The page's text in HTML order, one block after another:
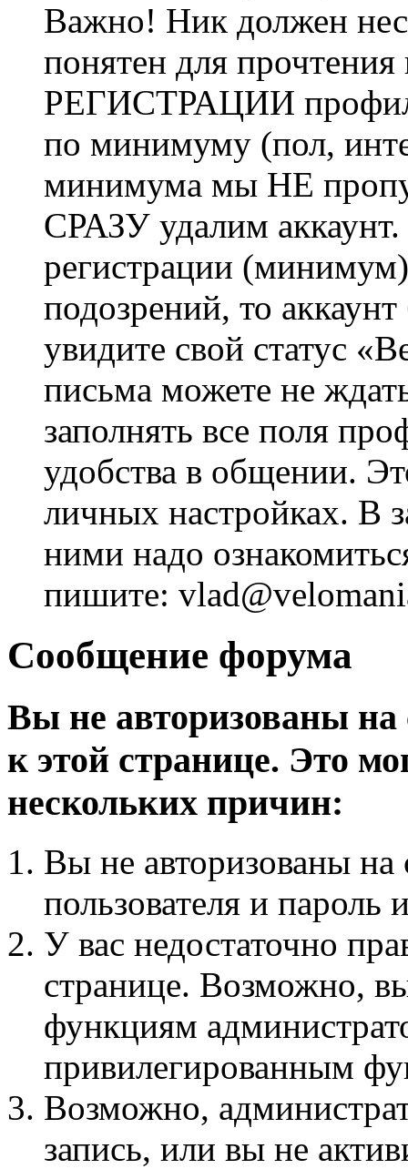
Важно! Ник должен
понятен для
РЕГИСТРАЦИИ профиль
по минимуму (пол,
минимума мы НЕ
СРАЗУ удалим
регистрации
подозрений, то
увидите свой статус
письма можете не
заполнять все поля
удобства в общении.
личных настройках. В
ними надо
пишите:
Сообщение форума
Вы не авторизованы на
к этой странице. Это
нескольких причин:
Вы не авторизованы на
пользователя и пароль
У вас недостаточно
странице. Возможно,
функциям
привилегированным
Возможно,
запись, или вы не